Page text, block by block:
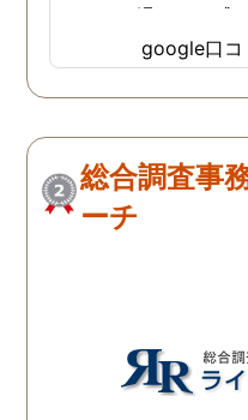
なんかも温かみを感じ
す。はじめからこち
ればよかったです😢
google口コ
総合調査事
ーチ